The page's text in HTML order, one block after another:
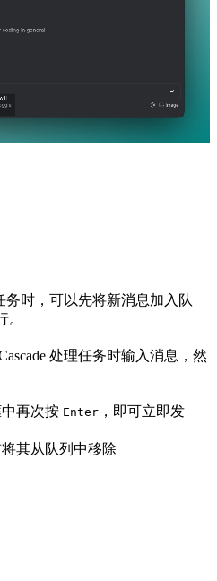
务时，可以先将新消息加入队
处理任务时输入消息，然
中再次按 Enter ，即可立即发
其从队列中移除